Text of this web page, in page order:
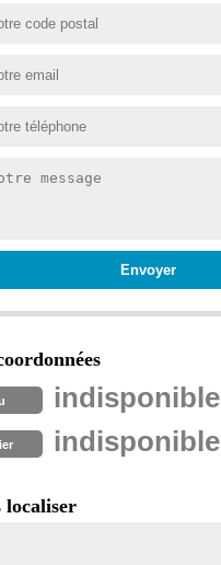
indisponible
indisponible
localiser